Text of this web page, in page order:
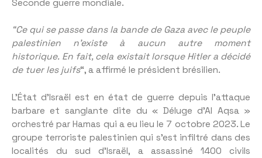
Seconde guerre mondiale.
“Ce qui se passe dans la bande de Gaza avec le peuple
palestinien n’existe à aucun autre moment
historique. En fait, cela existait lorsque Hitler a décidé
de tuer les juifs“, a affirmé le président brésilien.
L’État d’Israël est en état de guerre depuis l’attaque
barbare et sanglante dite du « Déluge d’Al Aqsa »
orchestré par Hamas qui a eu lieu le 7 octobre 2023. Le
groupe terroriste palestinien qui s’est infiltré dans des
localités du sud d’Israël, a assassiné 1400 civils